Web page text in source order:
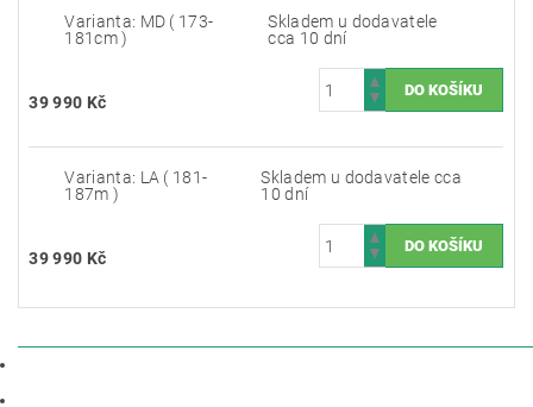
Varianta: MD ( 173-
181cm )
Skladem u dodavatele
cca 10 dní
39 990 Kč
Varianta: LA ( 181-
187m )
Skladem u dodavatele cca
10 dní
39 990 Kč